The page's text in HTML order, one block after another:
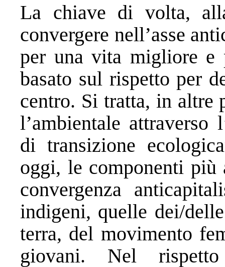
La chiave di volta,
convergere nell’asse
per una vita migliore e
basato sul rispetto per
centro. Si tratta, in altre
l’ambientale attraverso
di transizione
oggi, le componenti più
convergenza
indigeni, quelle dei/
terra, del movimento
giovani. Nel